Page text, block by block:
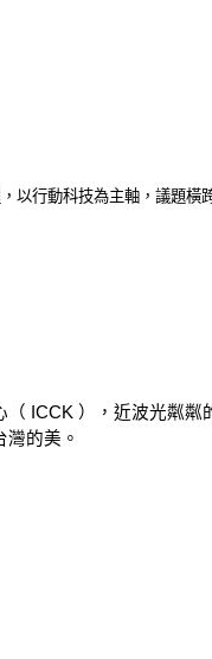
，以行動科技為主軸，議題橫
ICCK ），近波光粼
灣的美。